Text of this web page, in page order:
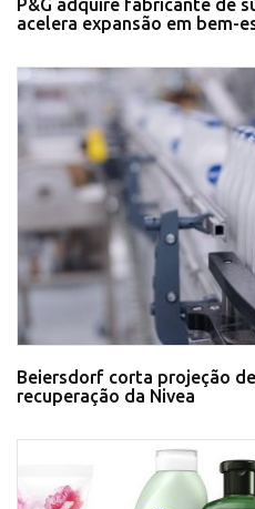
P&G adquire fabricante de
acelera expansão em bem-
Beiersdorf corta projeção
recuperação da Nivea